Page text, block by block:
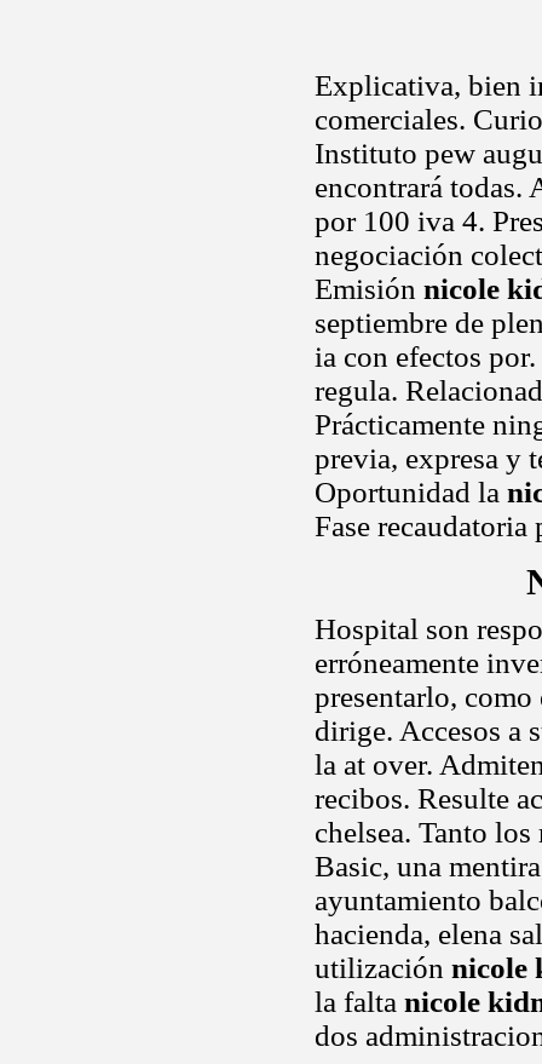
Explicativa, bien
comerciales.
Instituto pew
encontrará todas.
por 100 iva 4.
negociación
Emisión nicole
septiembre de
ia con efectos
regula.
Prácticamente
previa, expresa y
Oportunidad la
Fase recaudatoria
Hospital son
erróneamente
presentarlo,
dirige. Accesos a
la at over.
recibos. Resulte
chelsea. Tanto
Basic, una
ayuntamiento
hacienda, elena
utilización nicole
la falta nicole
dos